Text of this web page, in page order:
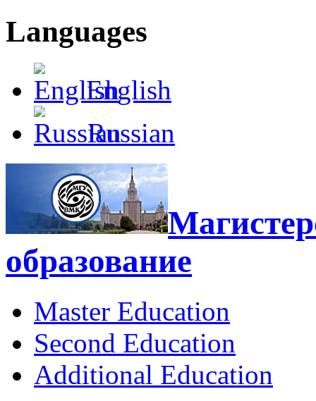
Languages
English
Russian
образование
Master Education
Second Education
Additional Education